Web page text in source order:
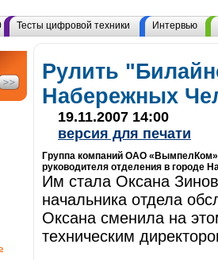
Тесты цифровой техники Интервью
Рулить
Набережных
19.11.2007 14:00
версия для печати
Группа компаний ОАО «ВымпелКом»
руководителя отделения в городе
Им стала Оксана
начальника отдела
Оксана сменила на
техническим